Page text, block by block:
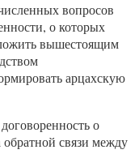
вопросов
о которых
вышестоящим
арцахскую
о
связи между